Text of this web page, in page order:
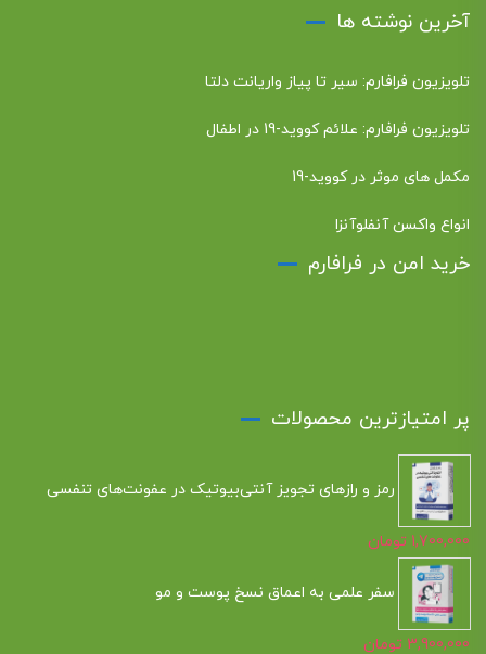
آخرین نوشته ها
تلویزیون فرافارم: سیر تا پیاز واریانت دلتا
تلویزیون فرافارم: علائم کووید-19 در اطفال
مکمل های موثر در کووید-19
انواع واکسن آنفلوآنزا
خرید امن در فرافارم
پر امتیازترین محصولات
رمز و رازهای تجویز آنتی‌بیوتیک در عفونت‌های تنفسی
1,700,000 تومان
سفر علمی به اعماق نسخ پوست و مو
3,900,000 تومان